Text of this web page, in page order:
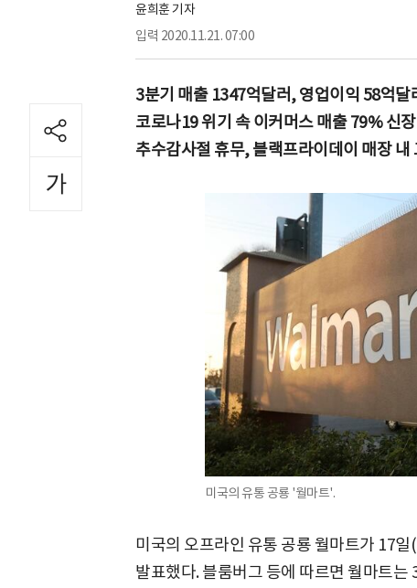
윤희훈 기자
입력 2020.11.21. 07:00
3분기 매출 1347억달러, 영업이익 58억달
코로나19 위기 속 이커머스 매출 79% 신장
추수감사절 휴무, 블랙프라이데이 매장
미국의 유통 공룡 '월마트'.
미국의 오프라인 유통 공룡 월마트가 17
발표했다. 블룸버그 등에 따르면 월마트